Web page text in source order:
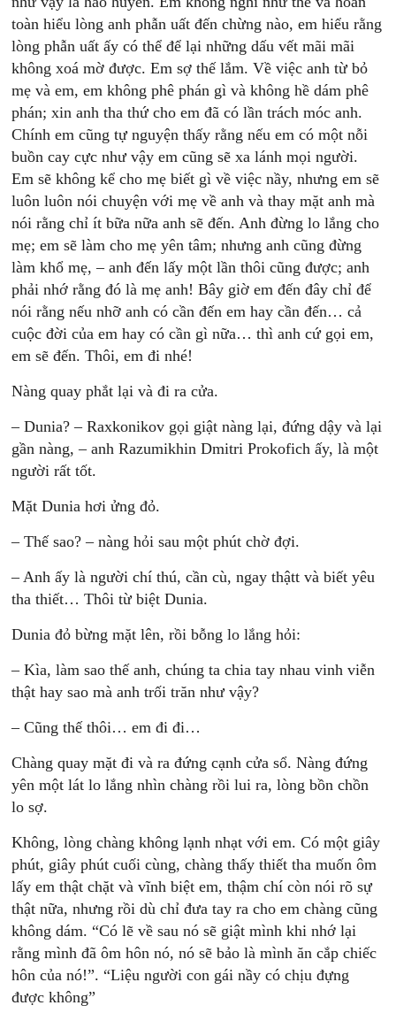
toàn hiểu lòng anh phẫn uất đến chừng nào, em hiểu rằng
lòng phẫn uất ấy có thể để lại những dấu vết mãi mãi
không xoá mờ được. Em sợ thế lắm. Về việc anh từ bỏ
mẹ và em, em không phê phán gì và không hề dám phê
phán; xin anh tha thứ cho em đã có lần trách móc anh.
Chính em cũng tự nguyện thấy rằng nếu em có một nỗi
buồn cay cực như vậy em cũng sẽ xa lánh mọi người.
Em sẽ không kể cho mẹ biết gì về việc nầy, nhưng em sẽ
luôn luôn nói chuyện với mẹ về anh và thay mặt anh mà
nói rằng chỉ ít bữa nữa anh sẽ đến. Anh đừng lo lắng cho
mẹ; em sẽ làm cho mẹ yên tâm; nhưng anh cũng đừng
làm khổ mẹ, – anh đến lấy một lần thôi cũng được; anh
phải nhớ rằng đó là mẹ anh! Bây giờ em đến đây chỉ để
nói rằng nếu nhỡ anh có cần đến em hay cần đến… cả
cuộc đời của em hay có cần gì nữa… thì anh cứ gọi em,
em sẽ đến. Thôi, em đi nhé!
Nàng quay phắt lại và đi ra cửa.
– Dunia? – Raxkonikov gọi giật nàng lại, đứng dậy và lại
gần nàng, – anh Razumikhin Dmitri Prokofich ấy, là một
người rất tốt.
Mặt Dunia hơi ửng đỏ.
– Thế sao? – nàng hỏi sau một phút chờ đợi.
– Anh ấy là người chí thú, cần cù, ngay thậtt và biết yêu
tha thiết… Thôi từ biệt Dunia.
Dunia đỏ bừng mặt lên, rồi bỗng lo lắng hỏi:
– Kìa, làm sao thế anh, chúng ta chia tay nhau vinh viễn
thật hay sao mà anh trối trăn như vậy?
– Cũng thế thôi… em đi đi…
Chàng quay mặt đi và ra đứng cạnh cửa sổ. Nàng đứng
yên một lát lo lắng nhìn chàng rồi lui ra, lòng bồn chồn
lo sợ.
Không, lòng chàng không lạnh nhạt với em. Có một giây
phút, giây phút cuối cùng, chàng thấy thiết tha muốn ôm
lấy em thật chặt và vĩnh biệt em, thậm chí còn nói rõ sự
thật nữa, nhưng rồi dù chỉ đưa tay ra cho em chàng cũng
không dám. “Có lẽ về sau nó sẽ giật mình khi nhớ lại
rằng mình đã ôm hôn nó, nó sẽ bảo là mình ăn cắp chiếc
hôn của nó!”. “Liệu người con gái nầy có chịu đựng
được không”